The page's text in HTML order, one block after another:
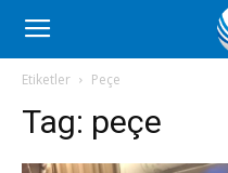
Romanya
Haber
Etiketler Peçe
Tag: peçe